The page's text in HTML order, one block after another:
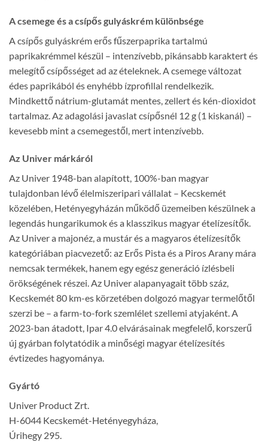
A csemege és a csípős gulyáskrém különbsége
A csípős gulyáskrém erős fűszerpaprika tartalmú
paprikakrémmel készül – intenzívebb, pikánsabb karaktert és
melegítő csípősséget ad az ételeknek. A csemege változat
édes paprikából és enyhébb ízprofillal rendelkezik.
Mindkettő nátrium-glutamát mentes, zellert és kén-dioxidot
tartalmaz. Az adagolási javaslat csípősnél 12 g (1 kiskanál) –
kevesebb mint a csemegestől, mert intenzívebb.
Az Univer márkáról
Az Univer 1948-ban alapított, 100%-ban magyar
tulajdonban lévő élelmiszeripari vállalat – Kecskemét
közelében, Hetényegyházán működő üzemeiben készülnek a
legendás hungarikumok és a klasszikus magyar ételízesítők.
Az Univer a majonéz, a mustár és a magyaros ételízesítők
kategóriában piacvezető: az Erős Pista és a Piros Arany mára
nemcsak termékek, hanem egy egész generáció ízlésbeli
örökségének részei. Az Univer alapanyagait több száz,
Kecskemét 80 km-es körzetében dolgozó magyar termelőtől
szerzi be – a farm-to-fork szemlélet szellemi atyjaként. A
2023-ban átadott, Ipar 4.0 elvárásainak megfelelő, korszerű
új gyárban folytatódik a minőségi magyar ételízesítés
évtizedes hagyománya.
Gyártó
Univer Product Zrt.
H-6044 Kecskemét-Hetényegyháza,
Úrihegy 295.